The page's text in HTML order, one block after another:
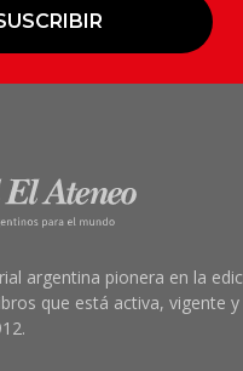
argentina pionera en la
que está activa, vigente